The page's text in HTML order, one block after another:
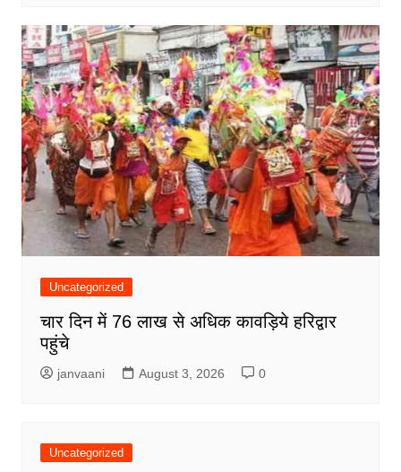
Uncategorized
चार दिन में 76 लाख से अधिक कावड़िये हरिद्वार
पहुंचे
janvaani August 3, 2026 0
Uncategorized